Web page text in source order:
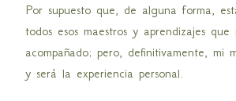
Por supuesto que, de alguna forma,
todos esos maestros y aprendizajes que
acompañado; pero, definitivamente, mi
y será la experiencia personal.